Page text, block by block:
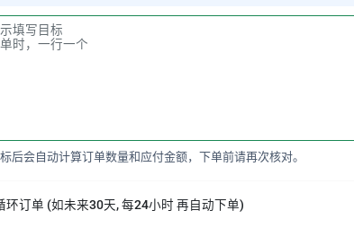
后会自动计算订单数量和应付金额，下单前请再次核对。
环订单 (如未来30天, 每24小时 再自动下单)